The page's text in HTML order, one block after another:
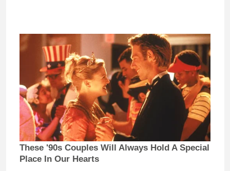
These '90s Couples Will Always Hold A Special
Place In Our Hearts